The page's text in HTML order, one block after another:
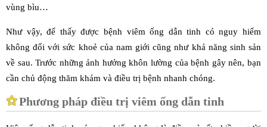
vùng bìu…
Như vậy, để thấy được bệnh viêm ống dẫn tinh có nguy hiểm
không đối với sức khoẻ của nam giới cũng như khả năng sinh sản
về sau. Trước những ảnh hưởng khôn lường của bệnh gây nên, bạn
cần chủ động thăm khám và điều trị bệnh nhanh chóng.
Phương pháp điều trị viêm ống dẫn tinh